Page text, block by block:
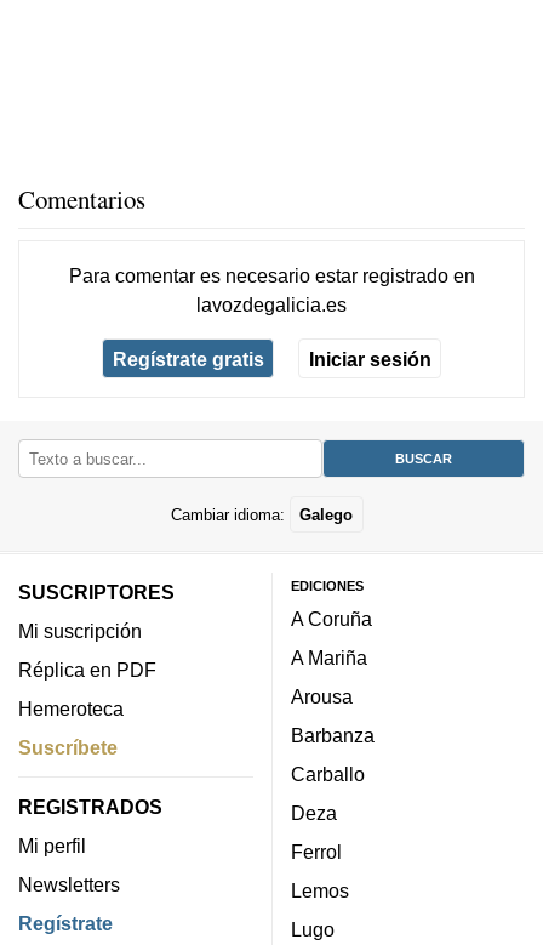
Comentarios
Para comentar es necesario estar registradoen
lavozdegalicia.es
Regístrate gratis Iniciar sesión
Cambiar idioma: Galego
SUSCRIPTORES
Mi suscripción
Réplica en PDF
Hemeroteca
Suscríbete
REGISTRADOS
Mi perfil
Newsletters
Regístrate
EDICIONES
A Coruña
A Mariña
Arousa
Barbanza
Carballo
Deza
Ferrol
Lemos
Lugo